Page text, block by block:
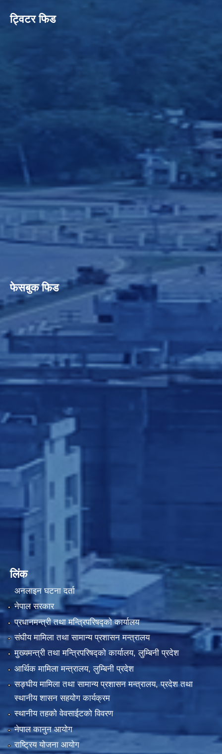
ट्विटर फिड
फेसबुक फिड
लिंक
अनलाइन घटना दर्ता
नेपाल सरकार
प्रधानमन्त्री तथा मन्त्रिपरिषद्को कार्यालय
संघीय मामिला तथा सामान्य प्रशासन मन्त्रालय
मुख्यमन्त्री तथा मन्त्रिपरिषद्को कार्यालय, लुम्बिनी प्रदेश
आर्थिक मामिला मन्त्रालय, लुम्बिनी प्रदेश
सङ्घीय मामिला तथा सामान्य प्रशासन मन्त्रालय, प्रदेश तथा
स्थानीय शासन सहयोग कार्यक्रम
स्थानीय तहको वेवसाईटको विवरण
नेपाल कानुन आयोग
राष्ट्रिय योजना आयोग